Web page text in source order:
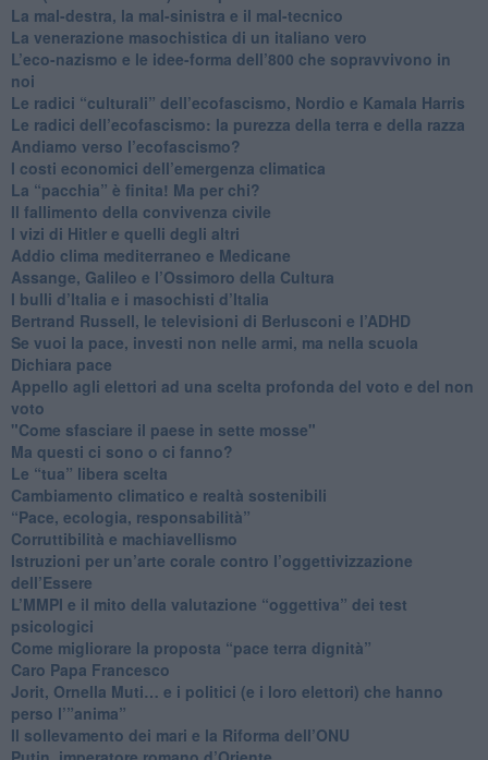
​La mal-destra, la mal-sinistra e il mal-tecnico
​La venerazione masochistica di un italiano vero
​L’eco-nazismo e le idee-forma dell’800 che sopravvivono in
noi
​Le radici “culturali” dell’ecofascismo, Nordio e Kamala Harris
Le radici dell’ecofascismo: la purezza della terra e della razza
Andiamo verso l’ecofascismo?
I costi economici dell’emergenza climatica
​La “pacchia” è finita! Ma per chi?
​Il fallimento della convivenza civile
​I vizi di Hitler e quelli degli altri
Addio clima mediterraneo e Medicane
​Assange, Galileo e l’Ossimoro della Cultura
​I bulli d’Italia e i masochisti d’Italia
​Bertrand Russell, le televisioni di Berlusconi e l’ADHD
​Se vuoi la pace, investi non nelle armi, ma nella scuola
​Dichiara pace
​Appello agli elettori ad una scelta profonda del voto e del non
voto
"Come sfasciare il paese in sette mosse"
​Ma questi ci sono o ci fanno?
​Le “tua” libera scelta
Cambiamento climatico e realtà sostenibili
“Pace, ecologia, responsabilità”
​Corruttibilità e machiavellismo
Istruzioni per un’arte corale contro l’oggettivizzazione
dell’Essere
​L’MMPI e il mito della valutazione “oggettiva” dei test
psicologici
Come migliorare la proposta “pace terra dignità”
Caro Papa Francesco
​Jorit, Ornella Muti… e i politici (e i loro elettori) che hanno
perso l’”anima”
​Il sollevamento dei mari e la Riforma dell’ONU